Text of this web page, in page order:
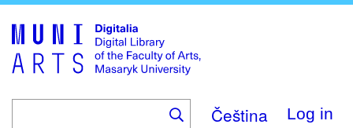
main
content
Čeština Log in